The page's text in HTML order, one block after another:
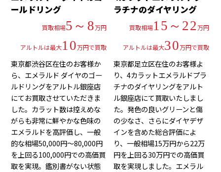
ールドリング
買取相場5～8万円
アルトルは最大10万円で買取
東京都渋谷区在住のお客様か
ら、エメラルド ダイヤのゴー
ルドリングをアルトル銀座店
にてお買取させていただきま
した。カラット数は控えめな
がらも非常に鮮やかな色味の
エメラルドを高評価し、一般
的な相場50,000円～80,000円
を上回る100,000円での高価買
取を実現。鑑別書がない状態
ラチナのダイヤリング
買取相場15～22万円
アルトルは最大30万円で買取
東京都足立区在住のお客様よ
り、4カラットエメラルドプラ
チナのダイヤリングをアルト
ル銀座店にて買取いたしまし
た。発色の良いグリーンと傷
の少なさ、さらにダイヤデザ
インを含めた総合評価によ
り、一般相場15万円から22万
円を上回る30万円での高価買
取を実現しました。エメラル